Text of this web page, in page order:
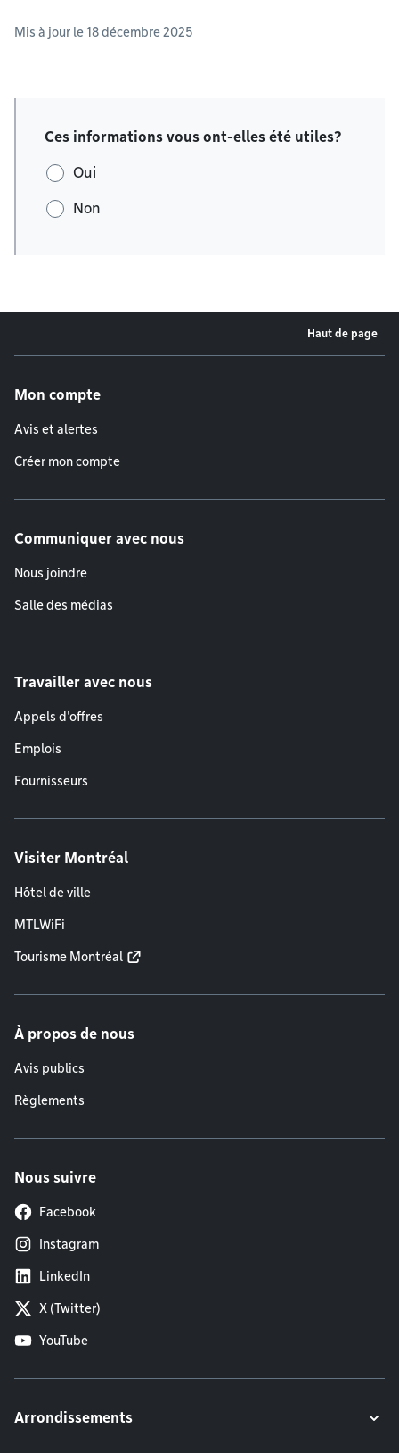
Mis à jour le 18 décembre 2025
Ces informations vous ont-elles été utiles?
Oui
Non
Haut de page
Mon compte
Avis et alertes
Créer mon compte
Communiquer avec nous
Nous joindre
Salle des médias
Travailler avec nous
Appels d'offres
Emplois
Fournisseurs
Visiter Montréal
Hôtel de ville
MTLWiFi
Tourisme Montréal
À propos de nous
Avis publics
Règlements
Nous suivre
Facebook
Instagram
LinkedIn
X (Twitter)
YouTube
Arrondissements